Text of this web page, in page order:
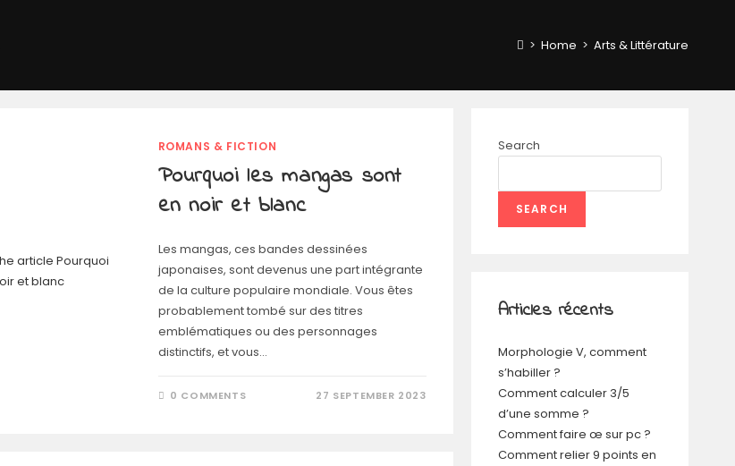
> Home > Arts & Littérature
ROMANS & FICTION
Pourquoi les mangas sont
en noir et blanc
Les mangas, ces bandes dessinées
japonaises, sont devenus une part intégrante
de la culture populaire mondiale. Vous êtes
probablement tombé sur des titres
emblématiques ou des personnages
distinctifs, et vous…
0 COMMENTS 27 SEPTEMBER 2023
Search
SEARCH
Articles récents
Morphologie V, comment
s’habiller ?
Comment calculer 3/5
d’une somme ?
Comment faire œ sur pc ?
Comment relier 9 points en